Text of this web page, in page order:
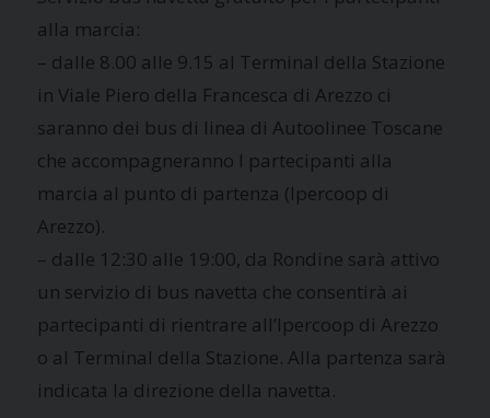
alla marcia:
– dalle 8.00 alle 9.15 al Terminal della Stazione
in Viale Piero della Francesca di Arezzo ci
saranno dei bus di linea di Autoolinee Toscane
che accompagneranno I partecipanti alla
marcia al punto di partenza (Ipercoop di
Arezzo).
– dalle 12:30 alle 19:00, da Rondine sarà attivo
un servizio di bus navetta che consentirà ai
partecipanti di rientrare all’Ipercoop di Arezzo
o al Terminal della Stazione. Alla partenza sarà
indicata la direzione della navetta.